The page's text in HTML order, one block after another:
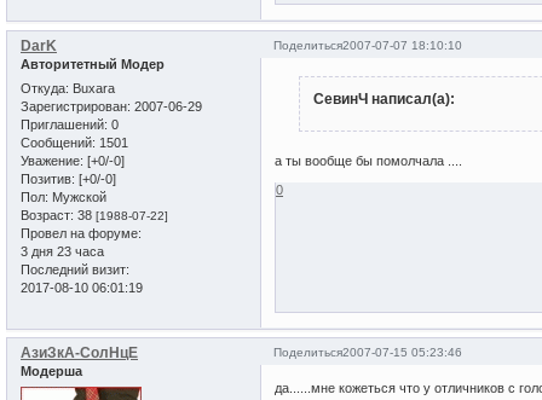
Поделиться2007-07-07 18:10:10
DarK
Авторитетный Модер
Откуда: Buxara
Зарегистрирован: 2007-06-29
Приглашений: 0
Сообщений: 1501
Уважение: [+0/-0]
Позитив: [+0/-0]
Пол: Мужской
Возраст: 38 [1988-07-22]
Провел на форуме:
3 дня 23 часа
Последний визит:
2017-08-10 06:01:19
СевинЧ написал(а):
а ты вообще бы помолчала ....
0
Поделиться2007-07-15 05:23:46
АзиЗкА-СолНцЕ
Модерша
да......мне кожеться что у отличников с